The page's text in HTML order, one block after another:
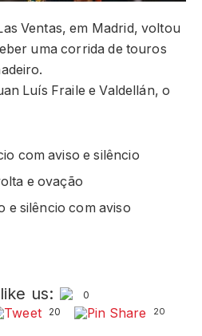
Ventas, em Madrid, voltou
uma corrida de touros
Luís Fraile e Valdellán, o
com aviso e silêncio
e ovação
e silêncio com aviso
us:
0
20 20